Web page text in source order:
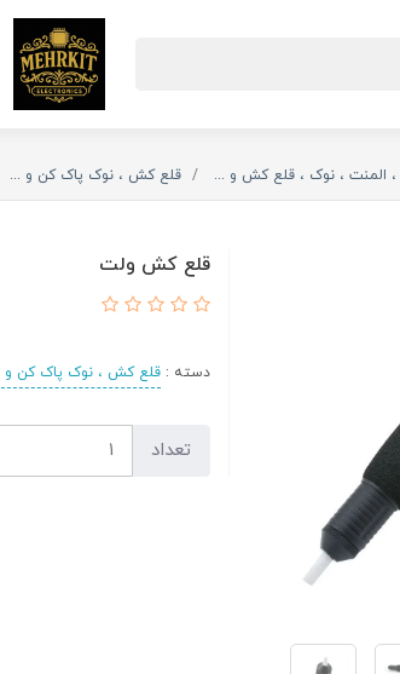
المنت ، نوک ، قلع کش و ... قلع کش ، نوک پاک کن و ...
قلع کش ولت
دسته :قلع کش ، نوک پاک کن و
تعداد